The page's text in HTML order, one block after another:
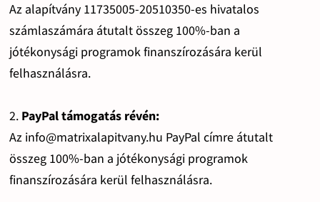
Az alapítvány 11735005-20510350-es hivatalos
számlaszámára átutalt összeg 100%-ban a
jótékonysági programok finanszírozására kerül
felhasználásra.
2. PayPal támogatás révén:
Az info@matrixalapitvany.hu PayPal címre átutalt
összeg 100%-ban a jótékonysági programok
finanszírozására kerül felhasználásra.